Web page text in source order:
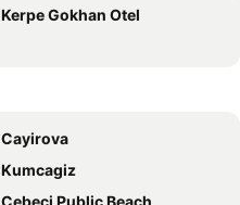
Kerpe Gokhan Otel
Cayirova
Kumcagiz
Cebeci Public Beach